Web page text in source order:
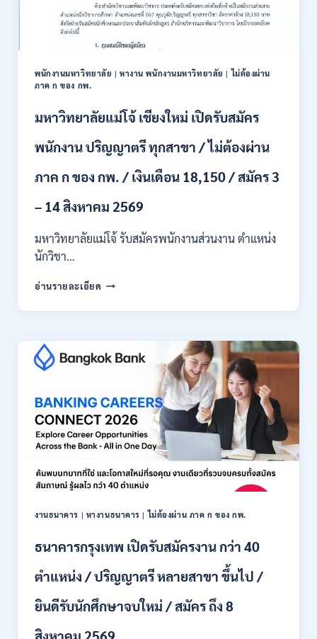
/
ปวส.
ป.ตรี
สาขา
สมัคร
ONLINE
ก.ค.
19
2569
พนักงานมหาวิทยาลัย |หางาน พนักงานมหาวิทยาลัย |ไม่ต้องผ่าน
ภาค ก ของ กพ.
มหาวิทยาลัยแม่โจ้ เชียงใหม่ เปิดรับสมัคร
พนักงาน ปริญญาตรี ทุกสาขา / ไม่ต้องผ่าน
ภาค ก ของ กพ. / เงินเดือน 18,150 / สมัคร 3
– 14 สิงหาคม 2569
มหาวิทยาลัยแม่โจ้ รับสมัครพนักงานส่วนงาน ตำแหน่ง
นักวิชา…
อ่านรายละเอียด มหาวิทยาลัย
โจ้
เปิด
รับ
สมัคร
ปริญญา
ตรี
ทุก
สาขา
/
ไม่
ต้อง
กพ.
เงิน
18,150
สมัคร
งานธนาคาร | หางานธนาคาร |ไม่ต้องผ่าน ภาค ก ของ กพ.
ธนาคารกรุงเทพ เปิดรับสมัครงาน กว่า 40
ตำแหน่ง / ปริญญาตรี หลายสาขา ขึ้นไป /
ยินดีรับนักศึกษาจบใหม่ / สมัคร ถึง 8
สิงหาคม 2569